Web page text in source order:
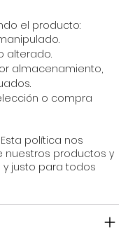
el producto:
alterado.
almacenamiento,
o compra
política nos
nuestros productos y
justo para todos